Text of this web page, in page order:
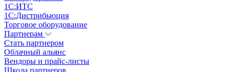
1С:ИТС
1С:Дистрибьюция
Торговое оборудование
Партнерам
Стать партнером
Облачный альянс
Вендоры и прайс-листы